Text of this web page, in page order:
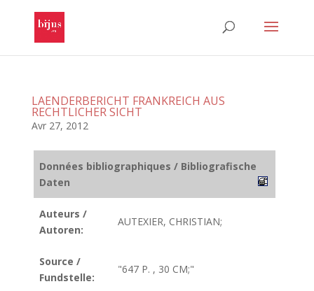
LAENDERBERICHT FRANKREICH AUS
RECHTLICHER SICHT
Avr 27, 2012
Données bibliographiques / Bibliografische
Daten
Auteurs /
Autoren:
AUTEXIER, CHRISTIAN;
Source /
Fundstelle:
"647 P. , 30 CM;"